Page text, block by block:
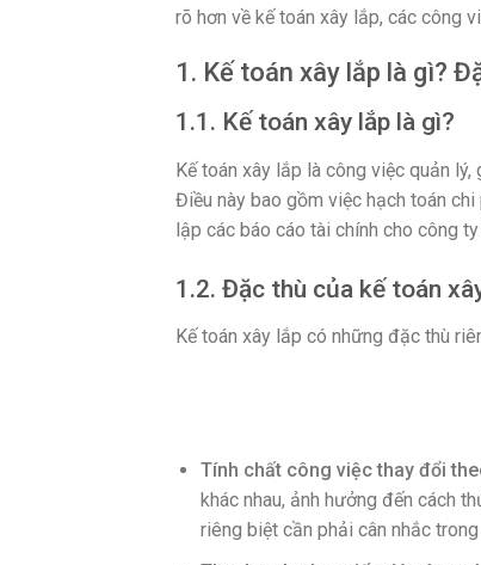
rõ hơn về kế toán xây lắp, các công
1. Kế toán xây lắp là gì?
1.1. Kế toán xây lắp là gì?
Kế toán xây lắp là công việc quản
Điều này bao gồm việc hạch toán
lập các báo cáo tài chính cho công
1.2. Đặc thù của kế toán
Kế toán xây lắp có những đặc thù
Tính chất công việc thay đổi
khác nhau, ảnh hưởng đến cách
riêng biệt cần phải cân nhắc